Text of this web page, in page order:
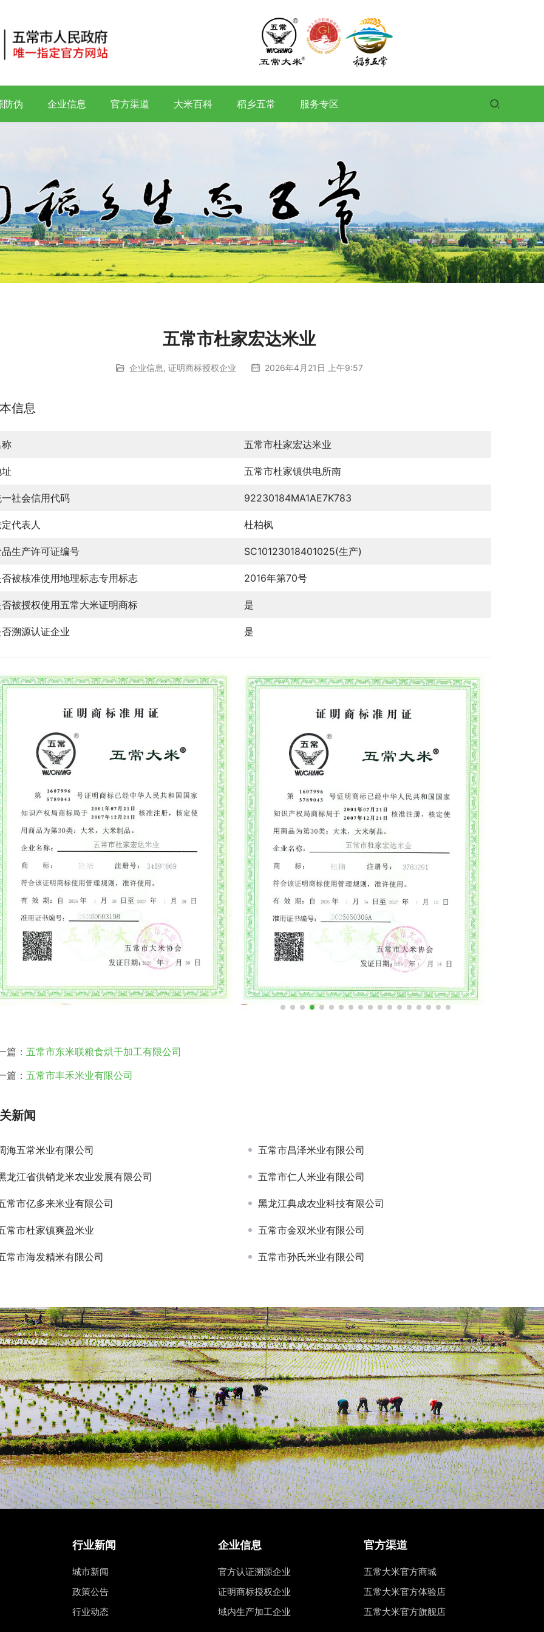
防伪 企业信息 官方渠道 大米百科 稻乡五常 服务专区
五常市杜家宏达米业
企业信息, 证明商标授权企业 2026年4月21日 上午9:57
信息
五常市杜家宏达米业
五常市杜家镇供电所南
社会信用代码 92230184MA1AE7K783
代表人 杜柏枫
生产许可证编号 SC10123018401025(生产)
被核准使用地理标志专用标志 2016年第70号
被授权使用五常大米证明商标 是
溯源认证企业 是
篇： 五常市东米联粮食烘干加工有限公司
篇： 五常市丰禾米业有限公司
新闻
海五常米业有限公司 五常市昌泽米业有限公司
龙江省供销龙米农业发展有限公司 五常市仁人米业有限公司
常市亿多来米业有限公司 黑龙江典成农业科技有限公司
常市杜家镇爽盈米业 五常市金双米业有限公司
常市海发精米有限公司 五常市孙氏米业有限公司
行业新闻
城市新闻
政策公告
行业动态
企业信息
官方认证溯源企业
证明商标授权企业
域内生产加工企业
官方渠道
五常大米官方商城
五常大米官方体验店
五常大米官方旗舰店